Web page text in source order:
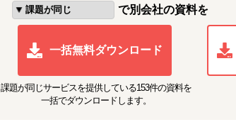
で別会社の資料を
一括無料ダウンロード
課題が同じサービスを提供している153件の資料を
一括でダウンロードします。